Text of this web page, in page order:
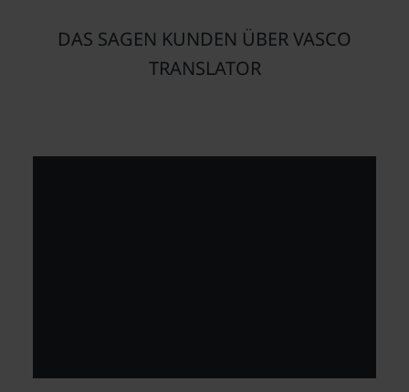
DAS SAGEN KUNDEN ÜBER VASCO
TRANSLATOR